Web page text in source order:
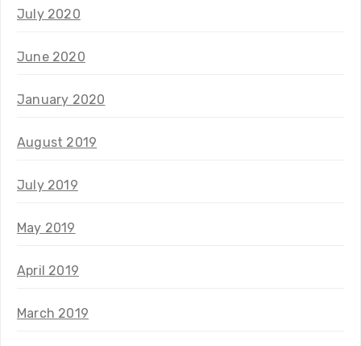
July 2020
June 2020
January 2020
August 2019
July 2019
May 2019
April 2019
March 2019